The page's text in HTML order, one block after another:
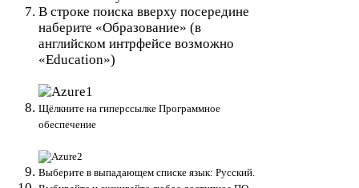
В строке поиска вверху посередине
наберите «Образование» (в
английском интрфейсе возможно
«Education»)
Щёлкните на гиперссылке Программное
обеспечение
Выберите в выпадающем списке язык: Русский.